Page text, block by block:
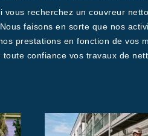
recherchez un couvreur
faisons en sorte que nos
prestations en fonction de vos
confiance vos travaux de